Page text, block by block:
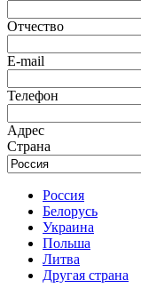
Отчество
E-mail
Телефон
Адрес
Страна
Россия
Белорусь
Украина
Польша
Литва
Другая страна